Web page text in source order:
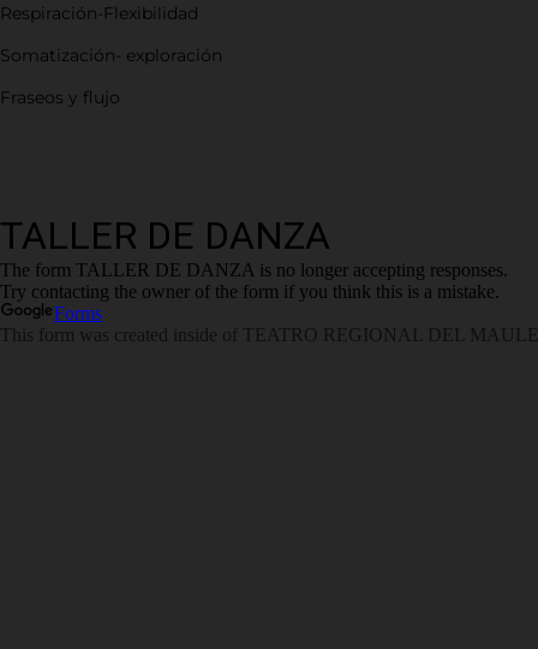
Respiración-Flexibilidad
Somatización- exploración
Fraseos y flujo